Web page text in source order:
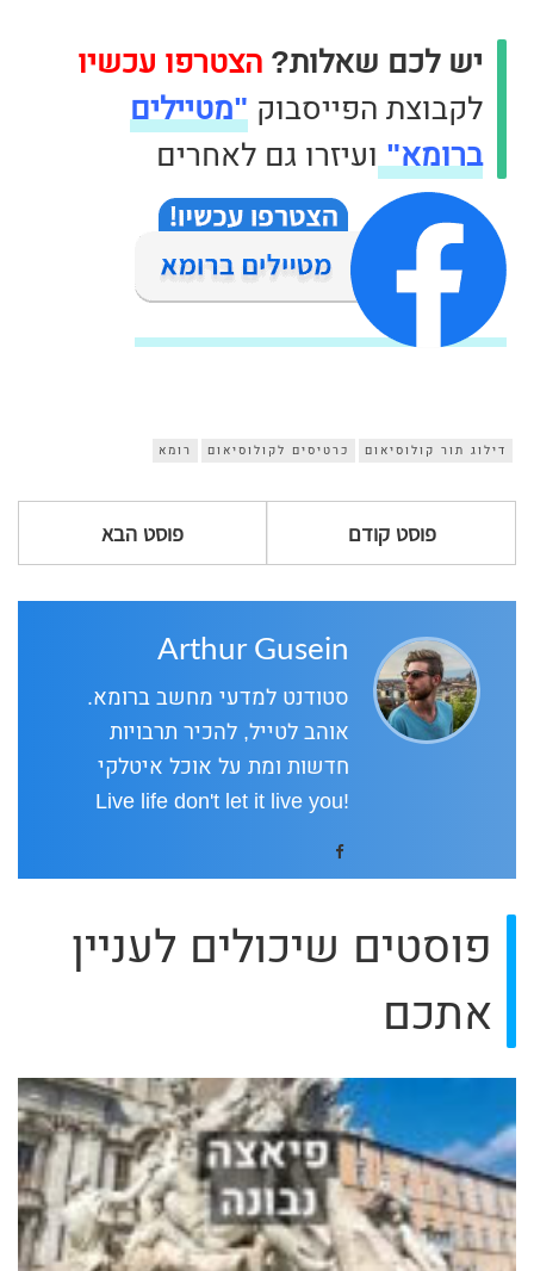
יש לכם שאלות? הצטרפו עכשיו
לקבוצת הפייסבוק "מטיילים
ברומא" ועיזרו גם לאחרים
דילוג תור קולוסיאום כרטיסים לקולוסיאום רומא
פוסט קודם פוסט הבא
Arthur Gusein
סטודנט למדעי מחשב ברומא.
אוהב לטייל, להכיר תרבויות
חדשות ומת על אוכל איטלקי
!Live life don't let it live you
פוסטים שיכולים לעניין
אתכם